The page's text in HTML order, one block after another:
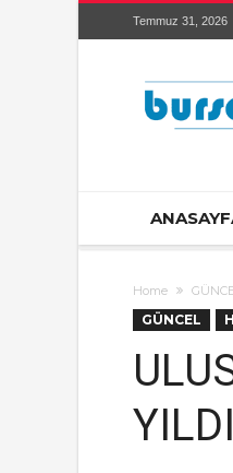
Temmuz 31, 2026
Home
GÜNCEL